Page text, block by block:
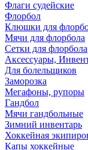
Флаги судейские
Флорбол
Клюшки для
Мячи для флорбола
Сетки для флорбола
Аксессуары,
Для болельщиков
Заморозка
Мегафоны, рупоры
Гандбол
Мячи гандбольные
Зимний инвентарь
Хоккейная
Капы хоккейные